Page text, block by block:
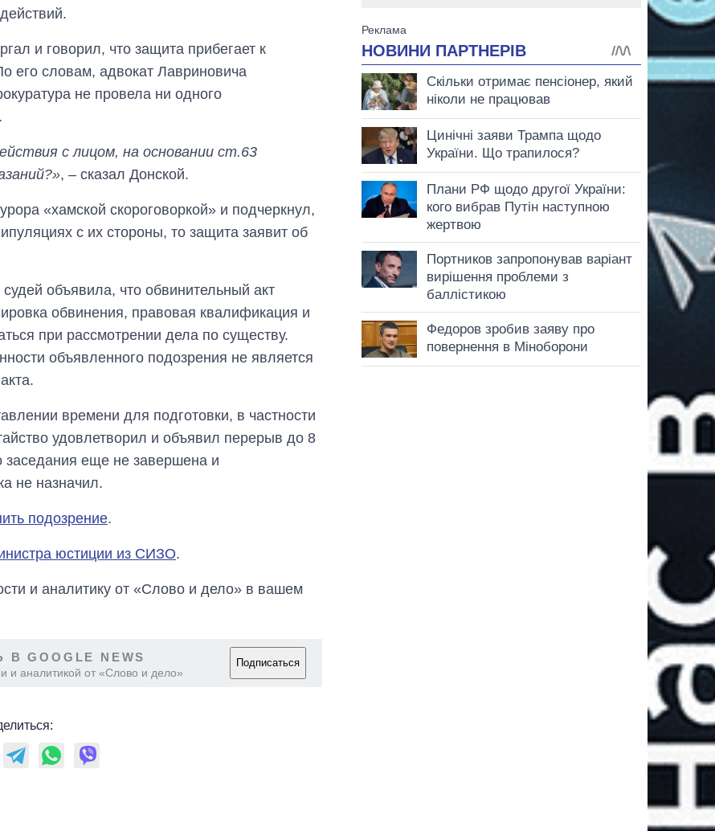
и говорил, что защита прибегает к
его словам, адвокат Лавриновича
не провела ни одного
с лицом, на основании ст.63
, – сказал Донской.
«хамской скороговоркой» и подчеркнул,
с их стороны, то защита заявит об
объявила, что обвинительный акт
обвинения, правовая квалификация и
при рассмотрении дела по существу.
объявленного подозрения не является
времени для подготовки, в частности
удовлетворил и объявил перерыв до 8
заседания еще не завершена и
не назначил.
подозрение.
юстиции из СИЗО.
и аналитику от «Слово и дело» в вашем
GOOGLE NEWS
и аналитикой от «Слово и дело»
Подписаться